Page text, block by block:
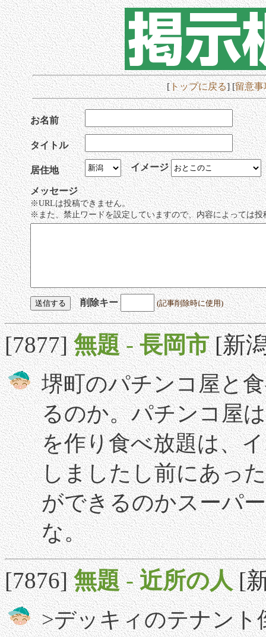
[トップに戻る] [留意事
お名前
タイトル
居住地 イメージ
メッセージ
※URLは投稿できません。
※また、禁止ワードを設定していますので、内容によっては
削除キー (記事削除時に使用)
[7877]無題-長岡市 [新
堺町のパチンコ屋と
るのか。パチンコ屋
を作り食べ放題は、
しましたし前にあっ
ができるのかスーパ
な。
[7876]無題-近所の人 [
>デッキィのテナント